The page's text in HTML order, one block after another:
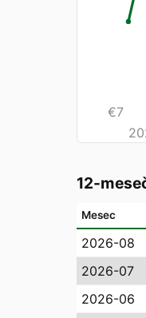
€7
12-
Mesec
2026-08
2026-07
2026-06